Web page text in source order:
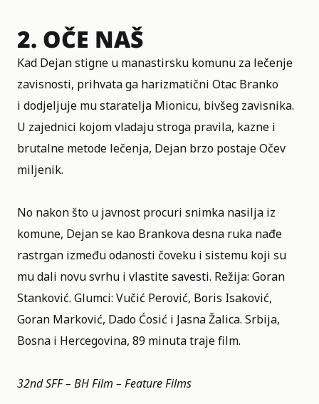
2. OČE NAŠ
Kad Dejan stigne u manastirsku komunu za lečenje
zavisnosti, prihvata ga harizmatični Otac Branko
i dodjeljuje mu staratelja Mionicu, bivšeg zavisnika.
U zajednici kojom vladaju stroga pravila, kazne i
brutalne metode lečenja, Dejan brzo postaje Očev
miljenik.
No nakon što u javnost procuri snimka nasilja iz
komune, Dejan se kao Brankova desna ruka nađe
rastrgan između odanosti čoveku i sistemu koji su
mu dali novu svrhu i vlastite savesti. Režija: Goran
Stanković. Glumci: Vučić Perović, Boris Isaković,
Goran Marković, Dado Ćosić i Jasna Žalica. Srbija,
Bosna i Hercegovina, 89 minuta traje film.
32nd SFF – BH Film – Feature Films